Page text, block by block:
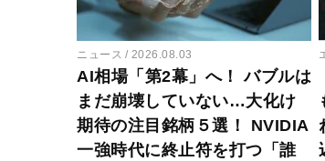
ニュース 2026.08.03
AI相場「第2幕」へ！ バブルは
まだ崩壊していない…大化け
期待の注目銘柄５選！ NVIDIA
一強時代に終止符を打つ「誰